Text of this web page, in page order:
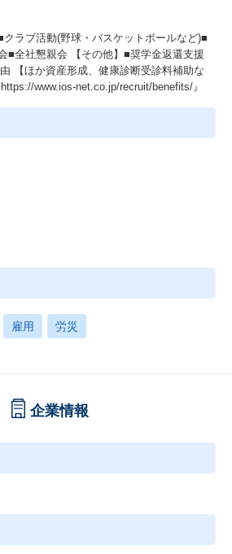
クラブ活動(野球・バスケットボールなど)■
■全社懇親会 【その他】■奨学金返還支援
【ほか資産形成、健康診断受診料補助な
www.ios-net.co.jp/recruit/benefits/』
雇用 労災
企業情報